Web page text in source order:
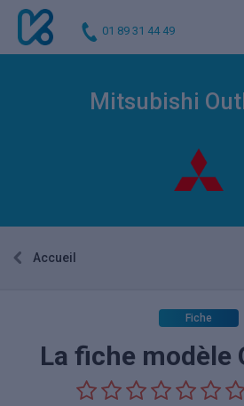
01 89 31 44 49
Mitsubishi
Accueil
Fiche
La fiche modèle